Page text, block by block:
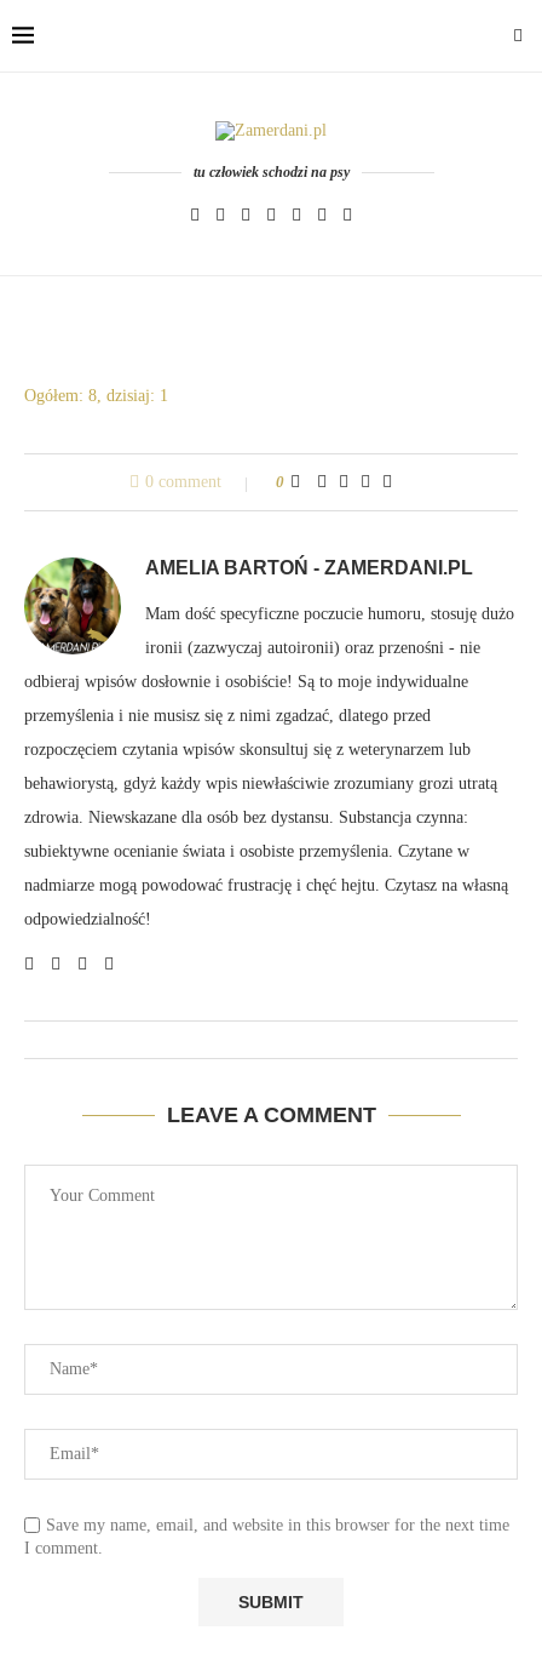
tu człowiek schodzi na psy
Ogółem: 8, dzisiaj: 1
0 comment 0
AMELIA BARTOŃ - ZAMERDANI.PL
Mam dość specyficzne poczucie humoru, stosuję dużo
ironii (zazwyczaj autoironii) oraz przenośni - nie
odbieraj wpisów dosłownie i osobiście! Są to moje indywidualne
przemyślenia i nie musisz się z nimi zgadzać, dlatego przed
rozpoczęciem czytania wpisów skonsultuj się z weterynarzem lub
behawiorystą, gdyż każdy wpis niewłaściwie zrozumiany grozi utratą
zdrowia. Niewskazane dla osób bez dystansu. Substancja czynna:
subiektywne ocenianie świata i osobiste przemyślenia. Czytane w
nadmiarze mogą powodować frustrację i chęć hejtu. Czytasz na własną
odpowiedzialność!
LEAVE A COMMENT
Save my name, email, and website in this browser for the next time
I comment.